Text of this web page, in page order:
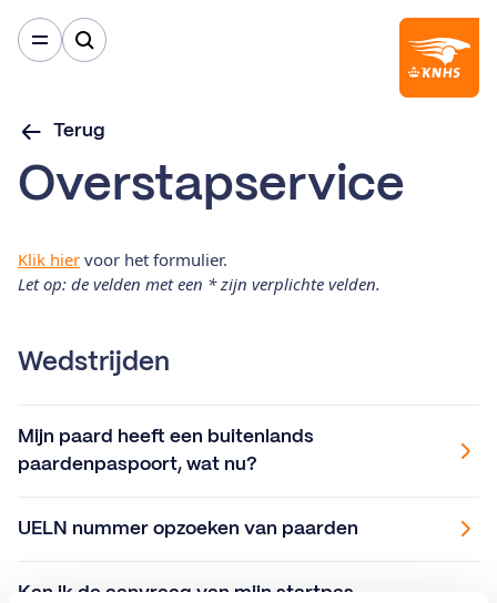
Terug
Overstapservice
Klik hier voor het formulier.
Let op: de velden met een * zijn verplichte velden.
Wedstrijden
Mijn paard heeft een buitenlands
paardenpaspoort, wat nu?
UELN nummer opzoeken van paarden
Kan ik de aanvraag van mijn startpas